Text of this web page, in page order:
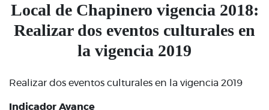
Local de Chapinero vigencia 2018:
Realizar dos eventos culturales en
la vigencia 2019
Realizar dos eventos culturales en la vigencia 2019
Indicador Avance